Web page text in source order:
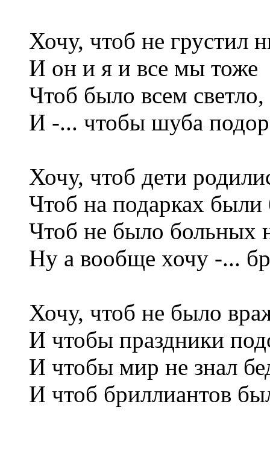
Хочу, чтоб не грустил
И он и я и все мы тоже
Чтоб было всем светло,
И -... чтобы шуба
Хочу, чтоб дети
Чтоб на подарках были
Чтоб не было больных
Ну а вообще хочу -...
Хочу, чтоб не было
И чтобы праздники
И чтобы мир не знал
И чтоб бриллиантов